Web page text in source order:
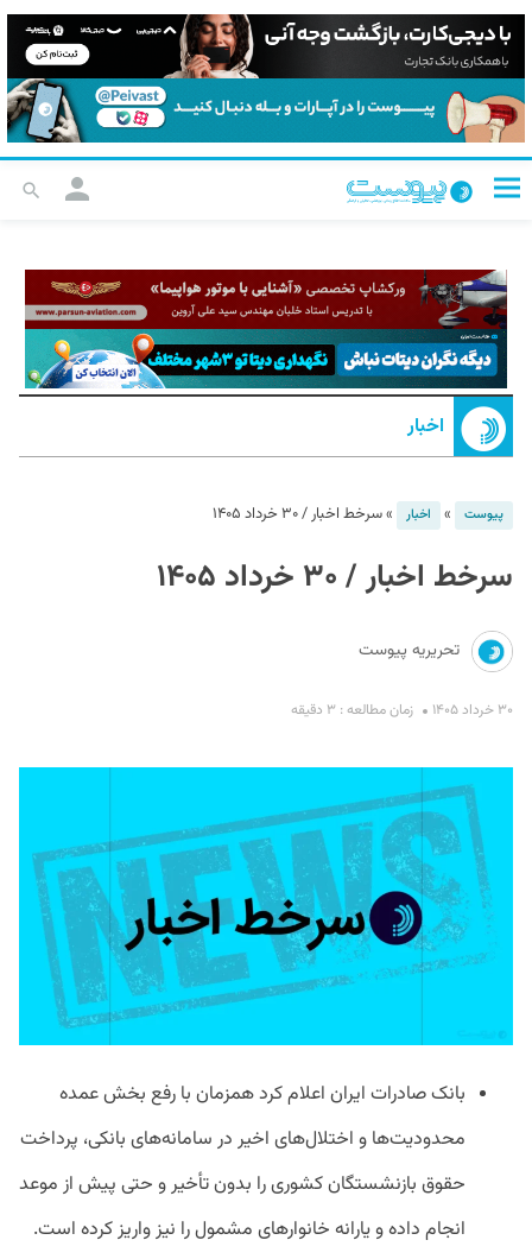
اخبار
پیوست » اخبار »سرخط اخبار / ۳۰ خرداد ۱۴۰۵
سرخط اخبار / ۳۰ خرداد ۱۴۰۵
تحریریه پیوست
۳۰ خرداد ۱۴۰۵ زمان مطالعه : ۳ دقیقه
بانک صادرات ایران اعلام کرد همزمان با رفع بخش عمده
محدودیت‌ها و اختلال‌های اخیر در سامانه‌های بانکی، پرداخت
حقوق بازنشستگان کشوری را بدون تأخیر و حتی پیش از موعد
انجام داده و یارانه خانوارهای مشمول را نیز واریز کرده است.